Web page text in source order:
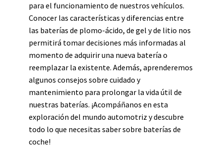
para el funcionamiento de nuestros vehículos.
Conocer las características y diferencias entre
las baterías de plomo-ácido, de gel y de litio nos
permitirá tomar decisiones más informadas al
momento de adquirir una nueva batería o
reemplazar la existente. Además, aprenderemos
algunos consejos sobre cuidado y
mantenimiento para prolongar la vida útil de
nuestras baterías. ¡Acompáñanos en esta
exploración del mundo automotriz y descubre
todo lo que necesitas saber sobre baterías de
coche!